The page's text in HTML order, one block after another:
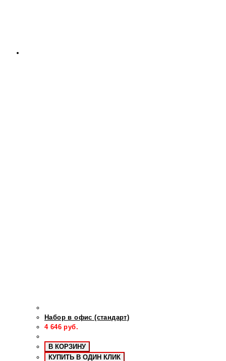
Набор в офис (стандарт)
4 646 руб.
В КОРЗИНУ
КУПИТЬ В ОДИН КЛИК